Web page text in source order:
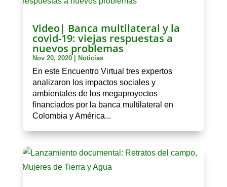
Video| Banca multilateral y la
covid-19: viejas respuestas a
nuevos problemas
Nov 20, 2020| Noticias
En este Encuentro Virtual tres expertos
analizaron los impactos sociales y
ambientales de los megaproyectos
financiados por la banca multilateral en
Colombia y América...